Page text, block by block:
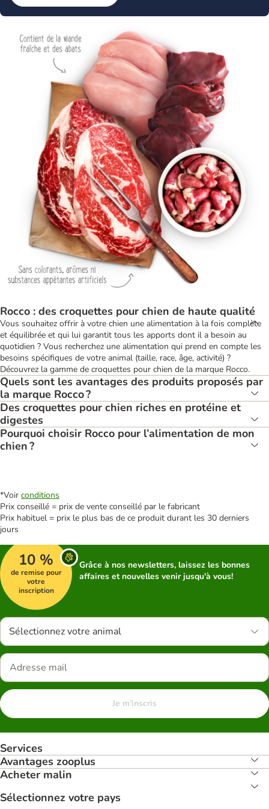
Rocco : des croquettes pour chien de haute qualité
Vous souhaitez offrir à votre chien une alimentation à la fois complète
et équilibrée et qui lui garantit tous les apports dont il a besoin au
quotidien ? Vous recherchez une alimentation qui prend en compte les
besoins spécifiques de votre animal (taille, race, âge, activité) ?
Découvrez la gamme de croquettes pour chien de la marque Rocco.
Quels sont les avantages des produits proposés par
la marque Rocco ?
Des croquettes pour chien riches en protéine et
digestes
Pourquoi choisir Rocco pour l’alimentation de mon
chien ?
*Voir conditions
Prix conseillé = prix de vente conseillé par le fabricant
Prix habituel = prix le plus bas de ce produit durant les 30 derniers
jours
10 %
de remise pour
votre
inscription
Grâce à nos newsletters, laissez les bonnes
affaires et nouvelles venir jusqu'à vous!
Sélectionnez votre animal
Je m'inscris
Services
Avantages zooplus
Acheter malin
Sélectionnez votre pays